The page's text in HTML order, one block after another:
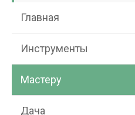
Главная
Инструменты
Мастеру
Дача